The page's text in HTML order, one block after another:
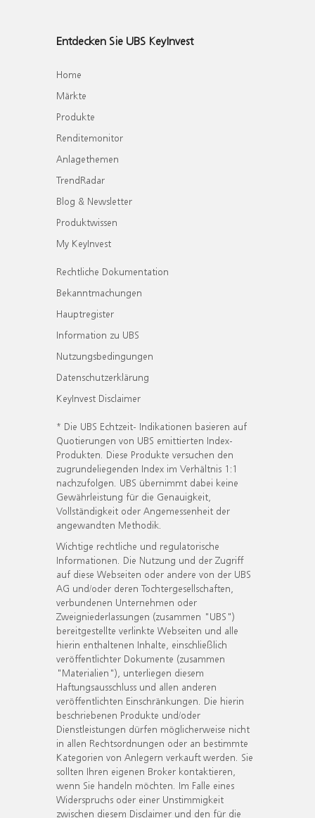
Entdecken Sie UBS KeyInvest
Home
Märkte
Produkte
Renditemonitor
Anlagethemen
TrendRadar
Blog & Newsletter
Produktwissen
My KeyInvest
Rechtliche Dokumentation
Bekanntmachungen
Hauptregister
Information zu UBS
Nutzungsbedingungen
Datenschutzerklärung
KeyInvest Disclaimer
* Die UBS Echtzeit- Indikationen basieren auf
Quotierungen von UBS emittierten Index-
Produkten. Diese Produkte versuchen den
zugrundeliegenden Index im Verhältnis 1:1
nachzufolgen. UBS übernimmt dabei keine
Gewährleistung für die Genauigkeit,
Vollständigkeit oder Angemessenheit der
angewandten Methodik.
Wichtige rechtliche und regulatorische
Informationen. Die Nutzung und der Zugriff
auf diese Webseiten oder andere von der UBS
AG und/oder deren Tochtergesellschaften,
verbundenen Unternehmen oder
Zweigniederlassungen (zusammen "UBS")
bereitgestellte verlinkte Webseiten und alle
hierin enthaltenen Inhalte, einschließlich
veröffentlichter Dokumente (zusammen
"Materialien"), unterliegen diesem
Haftungsausschluss und allen anderen
veröffentlichten Einschränkungen. Die hierin
beschriebenen Produkte und/oder
Dienstleistungen dürfen möglicherweise nicht
in allen Rechtsordnungen oder an bestimmte
Kategorien von Anlegern verkauft werden. Sie
sollten Ihren eigenen Broker kontaktieren,
wenn Sie handeln möchten. Im Falle eines
Widerspruchs oder einer Unstimmigkeit
zwischen diesem Disclaimer und den für die